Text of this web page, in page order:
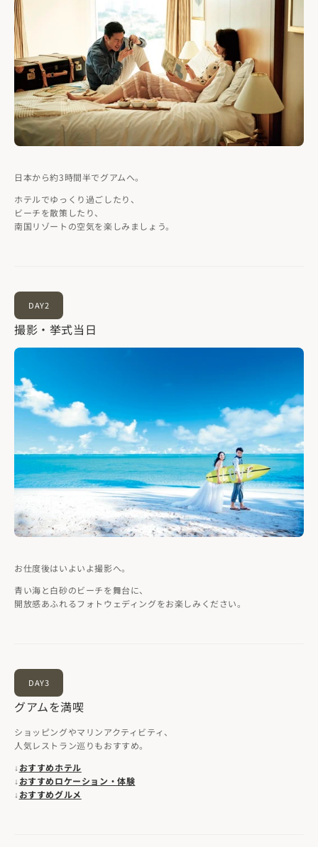
日本から約3時間半でグアムへ。
ホテルでゆっくり過ごしたり、
ビーチを散策したり、
南国リゾートの空気を楽しみましょう。
DAY2
撮影・挙式当日
お仕度後はいよいよ撮影へ。
青い海と白砂のビーチを舞台に、
開放感あふれるフォトウェディングをお楽しみください。
DAY3
グアムを満喫
ショッピングやマリンアクティビティ、
人気レストラン巡りもおすすめ。
↓おすすめホテル
↓おすすめロケーション・体験
↓おすすめグルメ